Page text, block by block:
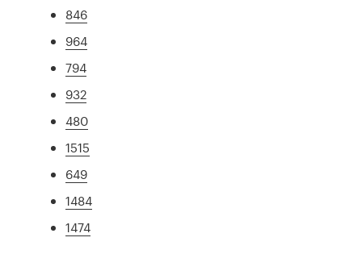
846
964
794
932
480
1515
649
1484
1474